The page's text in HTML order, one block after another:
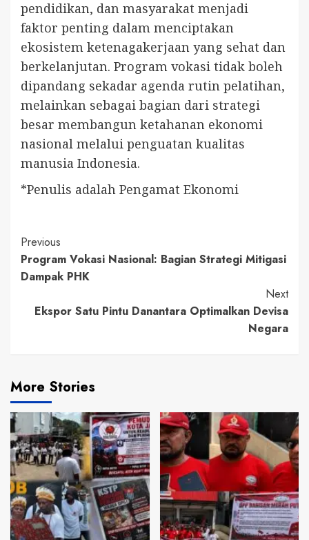
pendidikan, dan masyarakat menjadi
faktor penting dalam menciptakan
ekosistem ketenagakerjaan yang sehat dan
berkelanjutan. Program vokasi tidak boleh
dipandang sekadar agenda rutin pelatihan,
melainkan sebagai bagian dari strategi
besar membangun ketahanan ekonomi
nasional melalui penguatan kualitas
manusia Indonesia.
*Penulis adalah Pengamat Ekonomi
Continue
Reading
Previous
Program Vokasi Nasional: Bagian Strategi Mitigasi
Dampak PHK
Next
Ekspor Satu Pintu Danantara Optimalkan Devisa
Negara
More Stories